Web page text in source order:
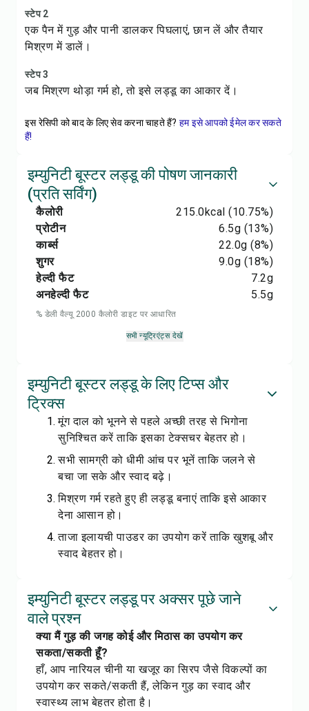
स्टेप 2
एक पैन में गुड़ और पानी डालकर पिघलाएं, छान लें और तैयार
मिश्रण में डालें।
स्टेप 3
जब मिश्रण थोड़ा गर्म हो, तो इसे लड्डू का आकार दें।
इस रेसिपी को बाद के लिए सेव करना चाहते हैं? हम इसे आपको ईमेल कर सकते
हैं!
इम्युनिटी बूस्टर लड्डू की पोषण जानकारी
(प्रति सर्विंग)
कैलोरी 215.0kcal (10.75%)
प्रोटीन
6.5g (13%)
कार्ब्स
22.0g (8%)
शुगर
9.0g (18%)
हेल्दी फैट
7.2g
अनहेल्दी फैट
5.5g
% डेली वैल्यू 2000 कैलोरी डाइट पर आधारित
सभी न्यूट्रिएंट्स देखें
इम्युनिटी बूस्टर लड्डू के लिए टिप्स और
ट्रिक्स
मूंग दाल को भूनने से पहले अच्छी तरह से भिगोना
सुनिश्चित करें ताकि इसका टेक्सचर बेहतर हो।
सभी सामग्री को धीमी आंच पर भूनें ताकि जलने से
बचा जा सके और स्वाद बढ़े।
मिश्रण गर्म रहते हुए ही लड्डू बनाएं ताकि इसे आकार
देना आसान हो।
ताजा इलायची पाउडर का उपयोग करें ताकि खुशबू और
स्वाद बेहतर हो।
इम्युनिटी बूस्टर लड्डू पर अक्सर पूछे जाने
वाले प्रश्न
क्या मैं गुड़ की जगह कोई और मिठास का उपयोग कर
सकता/सकती हूँ?
हाँ, आप नारियल चीनी या खजूर का सिरप जैसे विकल्पों का
उपयोग कर सकते/सकती हैं, लेकिन गुड़ का स्वाद और
स्वास्थ्य लाभ बेहतर होता है।